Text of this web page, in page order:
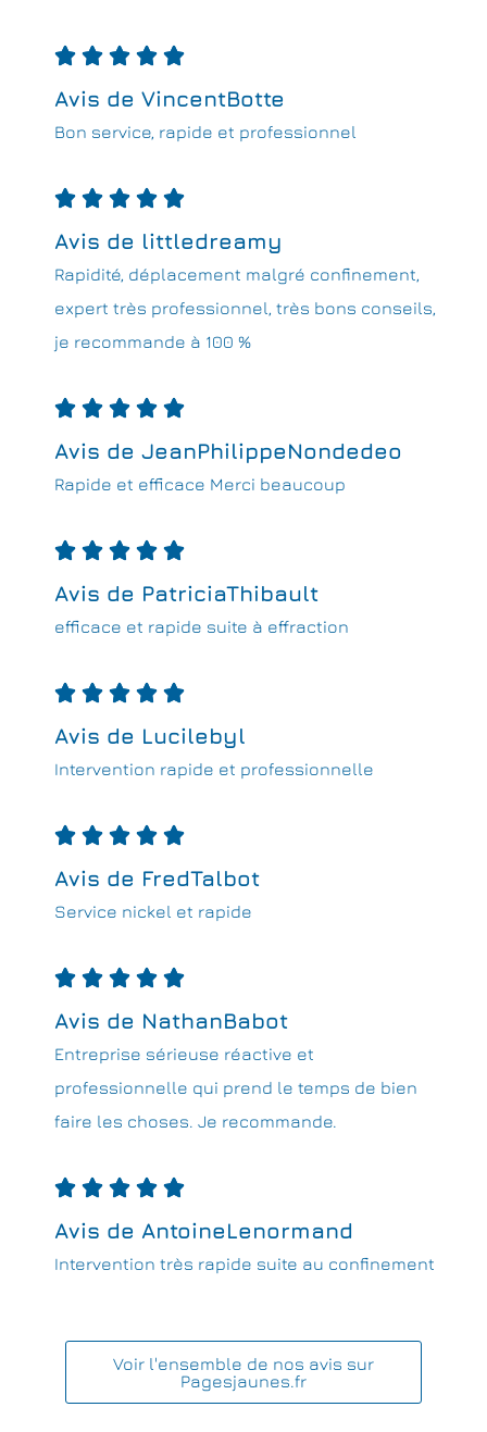
    
Avis de VincentBotte
Bon service, rapide et professionnel
    
Avis de littledreamy
Rapidité, déplacement malgré confinement,
expert très professionnel, très bons conseils,
je recommande à 100 %
    
Avis de JeanPhilippeNondedeo
Rapide et efficace Merci beaucoup
    
Avis de PatriciaThibault
efficace et rapide suite à effraction
    
Avis de Lucilebyl
Intervention rapide et professionnelle
    
Avis de FredTalbot
Service nickel et rapide
    
Avis de NathanBabot
Entreprise sérieuse réactive et
professionnelle qui prend le temps de bien
faire les choses. Je recommande.
    
Avis de AntoineLenormand
Intervention très rapide suite au confinement
Voir l'ensemble de nos avis sur
Pagesjaunes.fr